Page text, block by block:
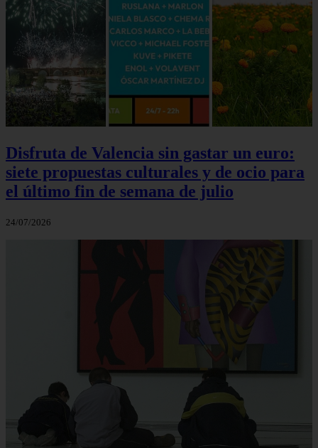
Disfruta de Valencia sin gastar un euro:
siete propuestas culturales y de ocio para
el último fin de semana de julio
24/07/2026